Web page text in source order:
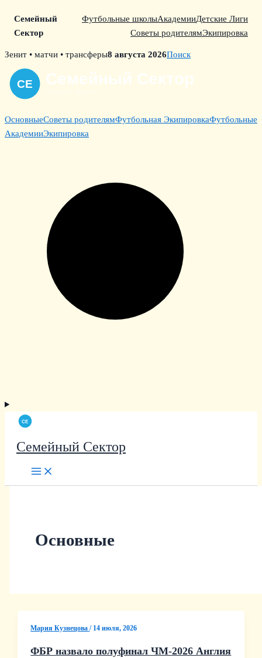
Семейный
Сектор
Футбольные школыАкадемииДетские Лиги
Советы родителямЭкипировка
Skip
content
Зенит • матчи • трансферы8 августа 2026Поиск
ОсновныеСоветы родителямФутбольная ЭкипировкаФутбольные
АкадемииЭкипировка
Семейный Сектор
Основные
Мария Кузнецова/ 14 июля, 2026
ФБР назвало полуфинал ЧМ‑2026 Англия